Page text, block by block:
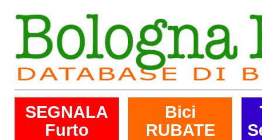
SEGNALA
Furto
Bici
RUBATE